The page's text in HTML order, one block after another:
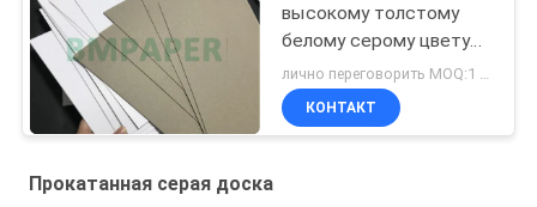
высокому толстому
белому серому цвету
назад 72 * 102cm доски
верхней части C1S
двухшпиндельному
КОНТАКТ
Прокатанная серая доска